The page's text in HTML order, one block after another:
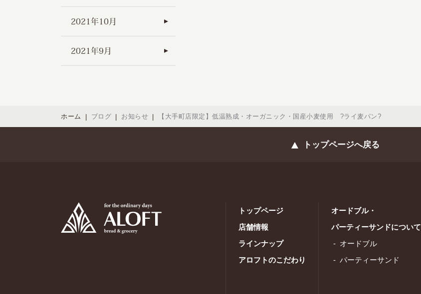
2021年10月
2021年9月
ホーム ブログ お知らせ 【大手町店限定】低温熟成・オーガニック・国産小麦使用 ?ライ麦パン?
トップページへ戻る
トップページ
店舗情報
ラインナップ
アロフトのこだわり
オードブル・
パーティーサンドについて
オードブル
パーティーサンド